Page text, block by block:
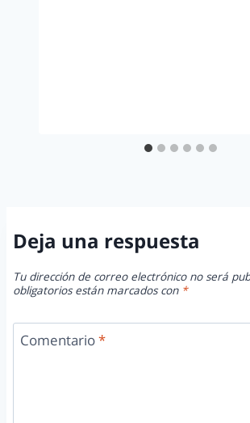
Deja una respuesta
Tu dirección de correo electrónico no será
obligatorios están marcados con *
Comentario*